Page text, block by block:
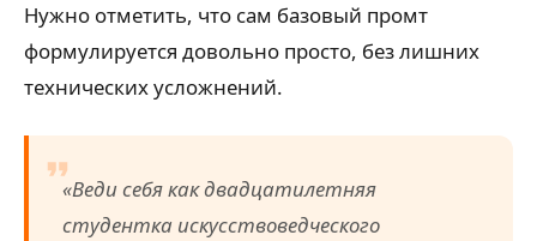
Нужно отметить, что сам базовый промт
формулируется довольно просто, без лишних
технических усложнений.
«Веди себя как двадцатилетняя
студентка искусствоведческого